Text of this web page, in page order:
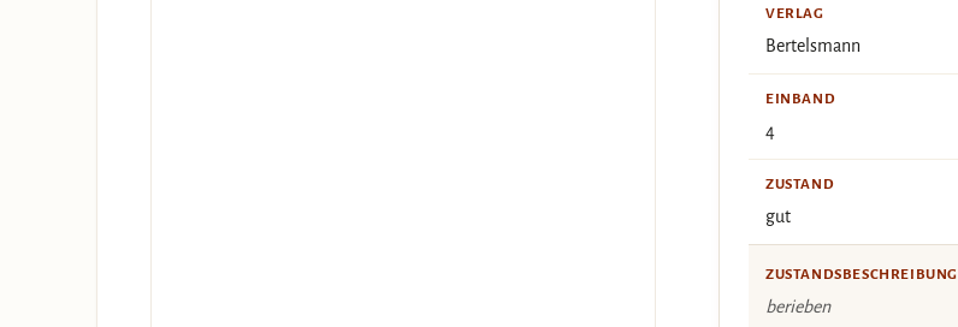
VERLAG
Bertelsmann
EINBAND
4
ZUSTAND
gut
ZUSTANDSBESCHREIBUNG
berieben